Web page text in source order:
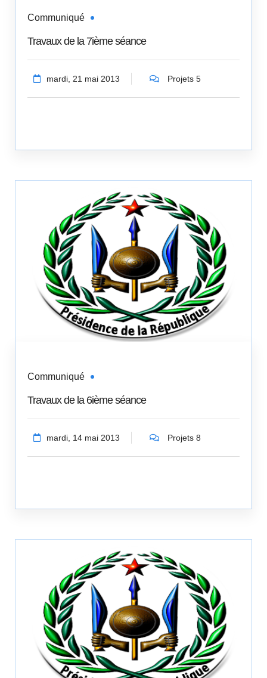
Communiqué
Travaux de la 7ième séance
mardi, 21 mai 2013 Projets 5
Communiqué
Travaux de la 6ième séance
mardi, 14 mai 2013 Projets 8